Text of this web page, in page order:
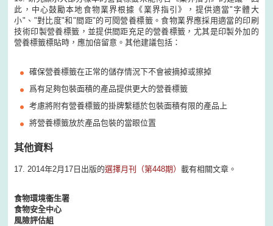
此，中心鼓勵本地食物業界根據《業界指引》，提供適當"字體大
小"、"對比度"和"間距"的可閱營養標籤。食物業界應採用適當的印刷
技術印製營養標籤，並提供間距充足的營養標籤，尤其是印製外加的
營養標籤標貼時，應加倍留意。其他建議包括：
確保營養標籤在正常的儲存情況下不會被摘掉或擦掉
爲有足夠包裝面積的產品提供更大的營養標籤
考慮將附有營養標籤的掛牌繫穩於包裝面積有限的產品上
將營養標籤放於產品包裝的當眼位置
其他資料
17. 2014年2月17日出版的選擇月刊（第448期）載有相關文章。
食物環境衞生署
食物安全中心
風險評估組